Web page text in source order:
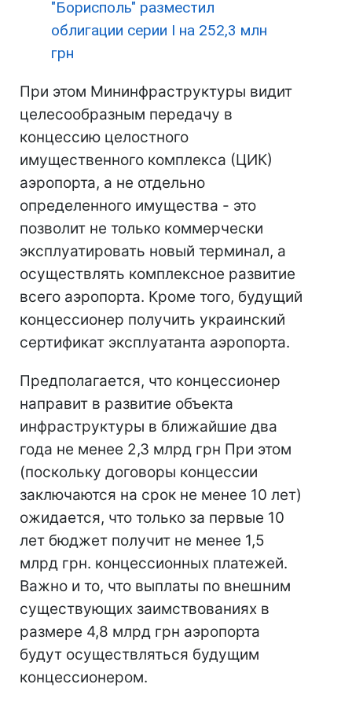
"Борисполь" разместил
облигации серии I на 252,3 млн
грн
При этом Мининфраструктуры видит
целесообразным передачу в
концессию целостного
имущественного комплекса (ЦИК)
аэропорта, а не отдельно
определенного имущества - это
позволит не только коммерчески
эксплуатировать новый терминал, а
осуществлять комплексное развитие
всего аэропорта. Кроме того, будущий
концессионер получить украинский
сертификат эксплуатанта аэропорта.
Предполагается, что концессионер
направит в развитие объекта
инфраструктуры в ближайшие два
года не менее 2,3 млрд грн При этом
(поскольку договоры концессии
заключаются на срок не менее 10 лет)
ожидается, что только за первые 10
лет бюджет получит не менее 1,5
млрд грн. концессионных платежей.
Важно и то, что выплаты по внешним
существующих заимствованиях в
размере 4,8 млрд грн аэропорта
будут осуществляться будущим
концессионером.